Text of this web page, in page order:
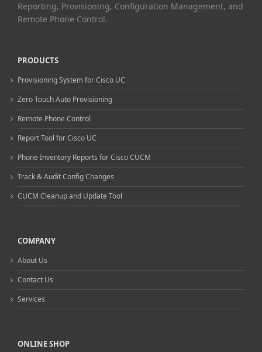
Reporting, Provisioning, Configuration Management, and
Remote Phone Control.
PRODUCTS
Provisioning System for Cisco UC
Zero Touch Auto Provisioning
Remote Phone Control
Report Tool for Cisco UC
Phone Inventory Reports for Cisco CUCM
Track & Audit Config Changes
CUCM Cleanup and Update Tool
COMPANY
About Us
Contact Us
Services
ONLINE SHOP